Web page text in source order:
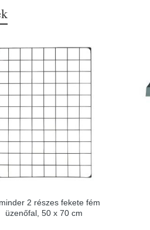
2 részes fekete fém
üzenőfal, 50 x 70 cm